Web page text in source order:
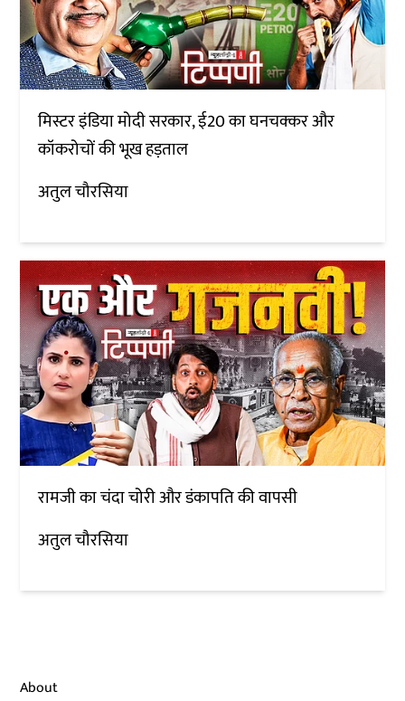
मिस्टर इंडिया मोदी सरकार, ई20 का घनचक्कर और
कॉकरोचों की भूख हड़ताल
अतुल चौरसिया
रामजी का चंदा चोरी और डंकापति की वापसी
अतुल चौरसिया
About